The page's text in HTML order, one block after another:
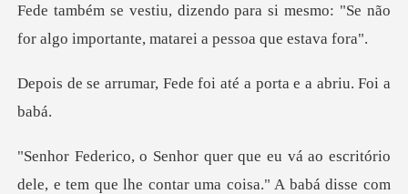
si mesmo: "Se não
for algo important
Fede foi até a porta e
á ao escritório
dele, e tem que lhe cont